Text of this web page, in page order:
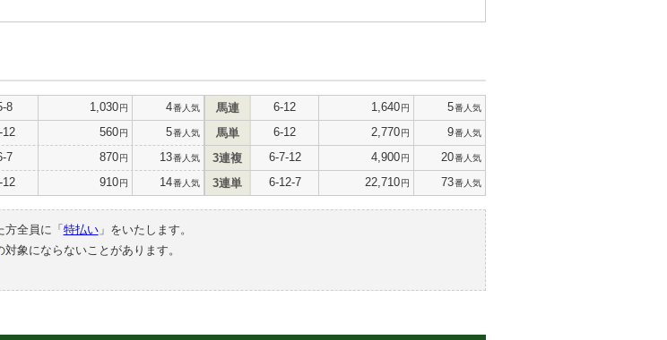
8 1,030円 4番人気
12 560円 5番人気
7 870円 13番人気
12 910円 14番人気
馬連 6-12 1,640円 5番人気
馬単 6-12 2,770円 9番人気
3連複 6-7-12 4,900円 20番人気
3連単 6-12-7 22,710円 73番人気
全員に「 特払い」をいたします。
対象にならないことがあります。